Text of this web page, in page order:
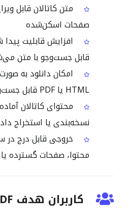
متن کاتالان قابل
صفحات اسکن‌شده
افزایش قابلیت
قابل جست‌وجو با متن
HTML یا PDF قابل جست‌وجو
محتوای کاتالان
نسخه‌بندی یا استخراج
خروجی قابل درج
محتوا، صفحات گسترده
کاربران هدف OCR PDF کاتالان